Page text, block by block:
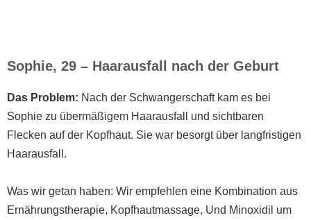
Sophie, 29 – Haarausfall nach der Geburt
Das Problem: Nach der Schwangerschaft kam es bei
Sophie zu übermäßigem Haarausfall und sichtbaren
Flecken auf der Kopfhaut. Sie war besorgt über langfristigen
Haarausfall.
Was wir getan haben: Wir empfehlen eine Kombination aus
Ernährungstherapie, Kopfhautmassage, Und Minoxidil um